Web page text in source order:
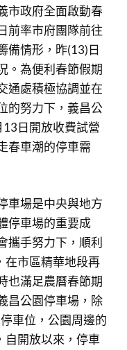
市政府全面啟動春
前率市府團隊前往
備情形，昨(13)日
。為便利春節假期
通處積極協調並在
的努力下，義昌公
日開放收費試營
春車潮的停車需
車場是中央與地方
停車場的重要成
攜手努力下，順利
在市區精華地段再
也滿足農曆春節期
昌公園停車場，除
車位，公園周邊的
自開放以來，停車